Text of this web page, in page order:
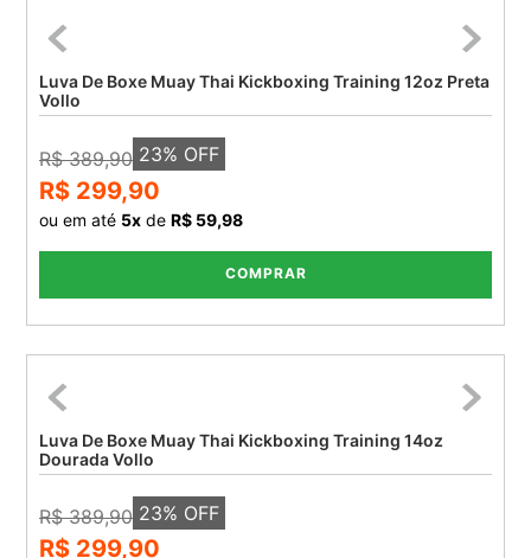
Luva De Boxe Muay Thai Kickboxing Training 12oz Preta
Vollo
R$ 389,90 23% OFF
R$ 299,90
ou em até 5x de R$ 59,98
COMPRAR
Luva De Boxe Muay Thai Kickboxing Training 14oz
Dourada Vollo
R$ 389,90 23% OFF
R$ 299,90